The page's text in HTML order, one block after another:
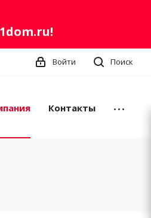
!
Поиск
Войти
Контакты